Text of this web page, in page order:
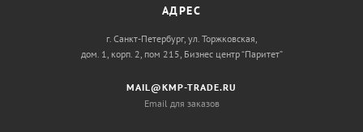
АДРЕС
г. Санкт-Петербург, ул. Торжковская,
дом. 1, корп. 2, пом 215, Бизнес центр “Паритет”
MAIL@KMP-TRADE.RU
Email для заказов